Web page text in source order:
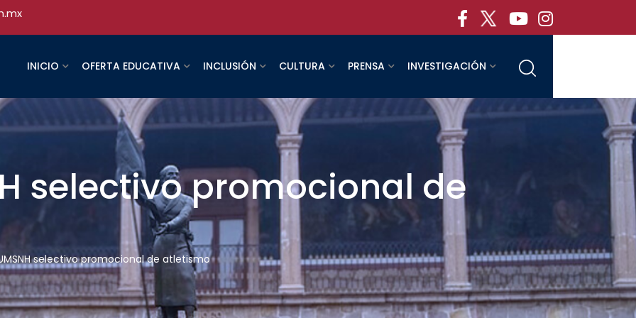
INICIO OFERTA EDUCATIVA INCLUSIÓN CULTURA PRENSA INVESTIGACIÓN
selectivo promocional de
selectivo promocional de atletismo